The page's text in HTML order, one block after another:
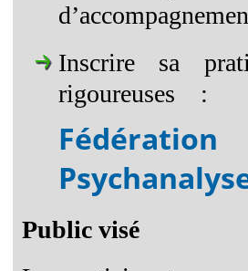
Inscrire sa
rigoureuses :
Fédération
Public visé